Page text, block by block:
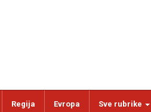
Regija Evropa Sve rubrike